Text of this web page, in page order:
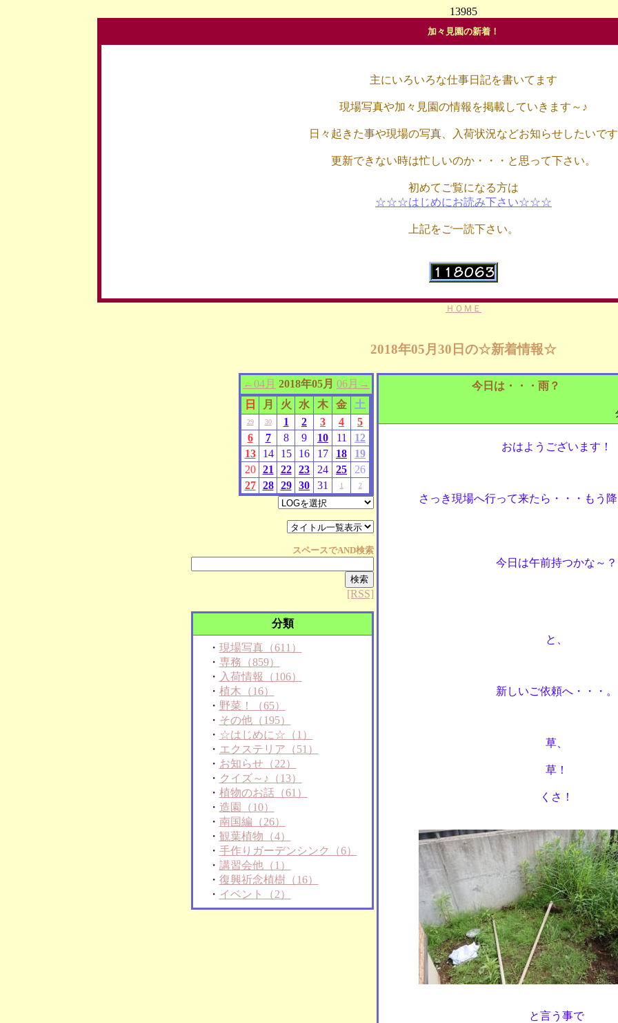
13985
加々見園の新着！
主にいろいろな仕事日記を書いてます
現場写真や加々見園の情報を掲載していきます～♪
日々起きた事や現場の写真、入荷状況などお知らせしたいです
更新できない時は忙しいのか・・・と思って下さい。
初めてご覧になる方は
☆☆☆はじめにお読み下さい☆☆☆
上記をご一読下さい。
ＨＯＭＥ
2018年05月30日の☆新着情報☆
←04月 2018年05月 06月→
日
月 火 水 木 金 土
29 30 1 2 3 4
5
6
7 8 9 10 11
12
13
14 15 16 17 18
19
20
21 22 23 24 25
26
27
28 29 30 31 1 2
スペースでAND検索
[RSS]
分類
・ 現場写真（611）
・ 専務（859）
・ 入荷情報（106）
・ 植木（16）
・ 野菜！（65）
・ その他（195）
・ ☆はじめに☆（1）
・ エクステリア（51）
・ お知らせ（22）
・ クイズ～♪（13）
・ 植物のお話（61）
・ 造園（10）
・ 南国編（26）
・ 観葉植物（4）
・ 手作りガーデンシンク（6）
・ 講習会他（1）
・ 復興祈念植樹（16）
・ イベント（2）
今日は・・・雨？
おはようございます！
さっき現場へ行って来たら・・・もう
今日は午前持つかな～？
と、
新しいご依頼へ・・・。
草、
草！
くさ！
と言う事で